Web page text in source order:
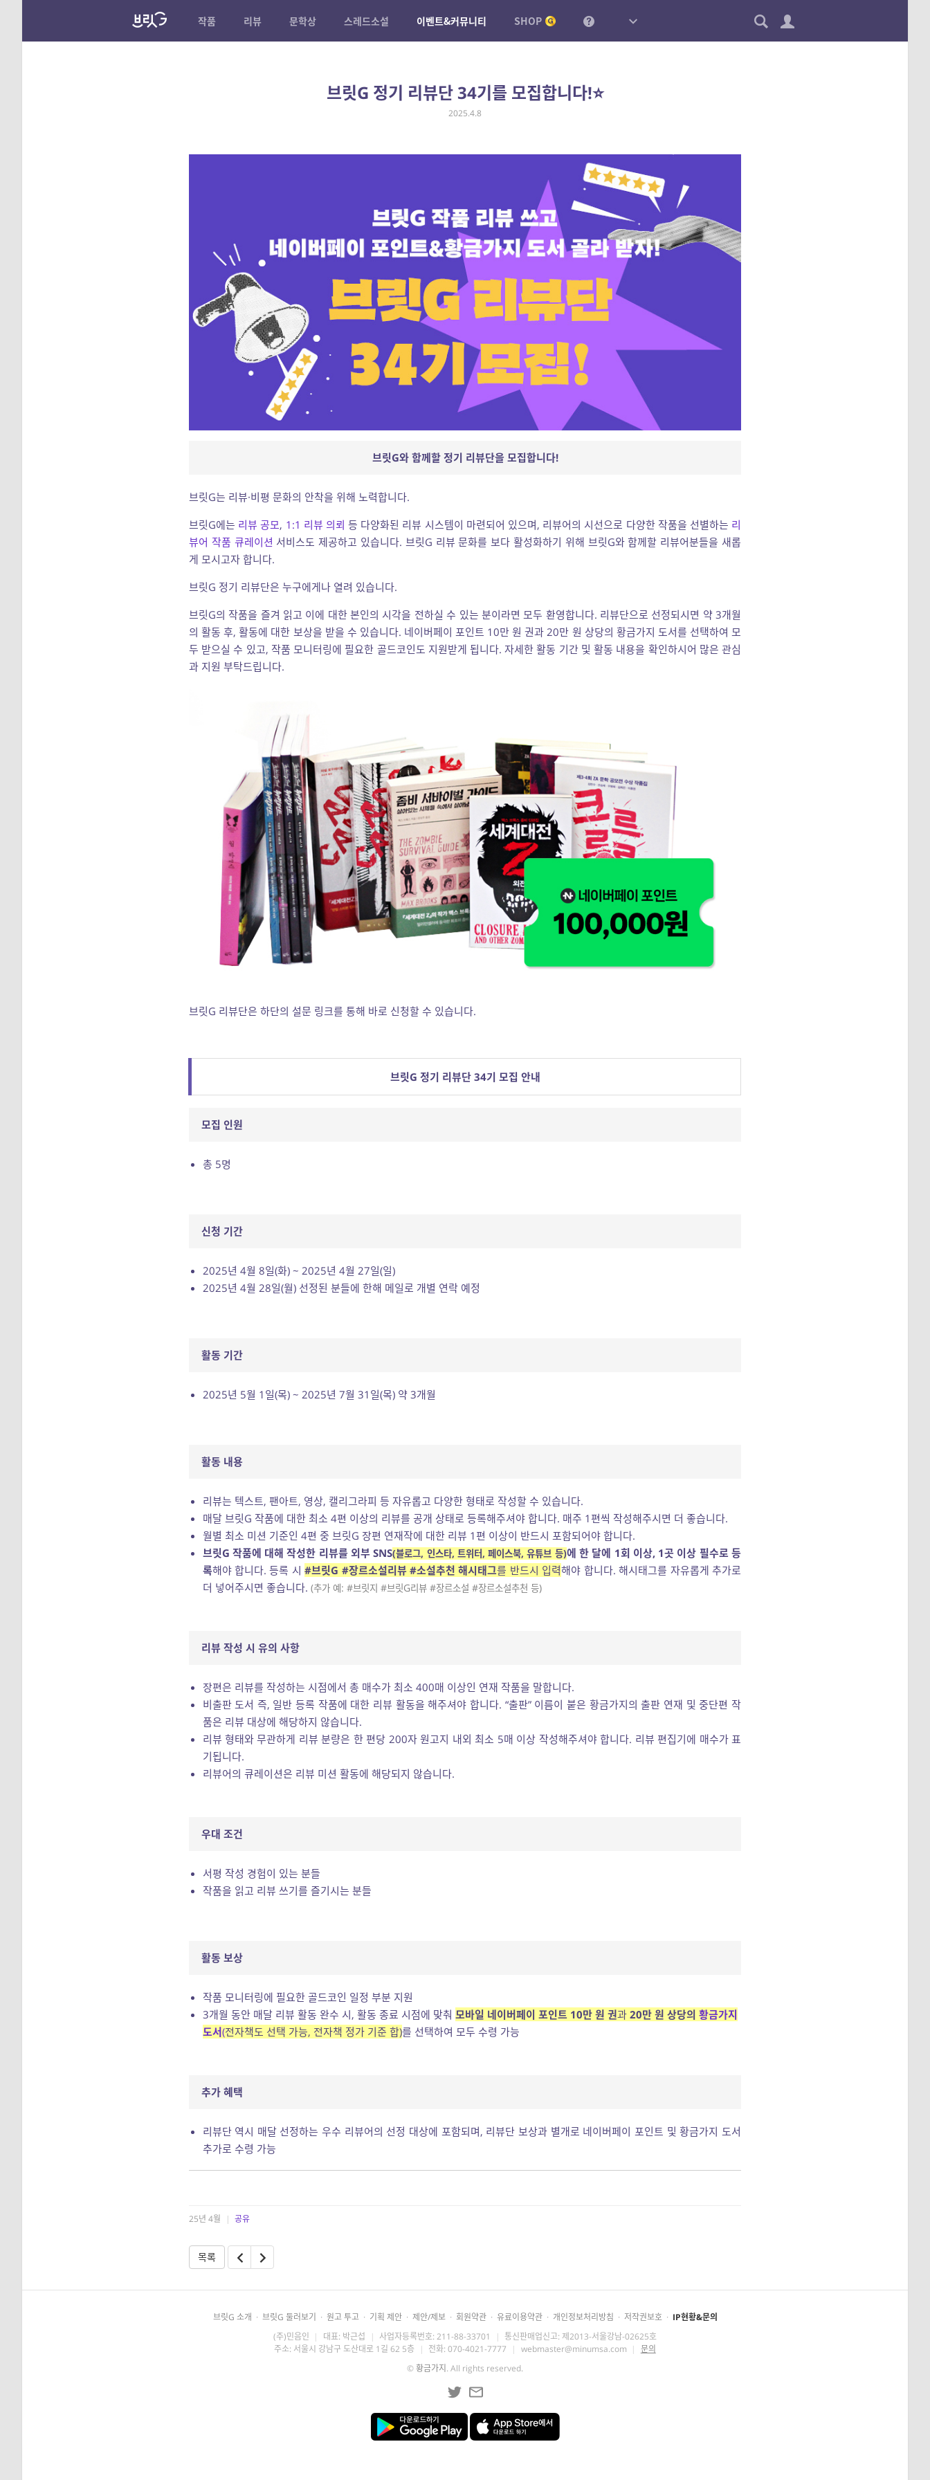
작품 리뷰 문학상 스레드소설 이벤트&커뮤니티 SHOP
브릿G 정기 리뷰단 34기를 모집합니다!⭐
2025.4.8
브릿G와 함께할 정기 리뷰단을 모집합니다!
브릿G는 리뷰·비평 문화의 안착을 위해 노력합니다.
브릿G에는 리뷰 공모, 1:1 리뷰 의뢰 등 다양화된 리뷰 시스템이 마련되어 있으며, 리뷰어의 시선으로 다양한 작품을 선별하는 리
뷰어 작품 큐레이션 서비스도 제공하고 있습니다. 브릿G 리뷰 문화를 보다 활성화하기 위해 브릿G와 함께할 리뷰어분들을 새롭
게 모시고자 합니다.
브릿G 정기 리뷰단은 누구에게나 열려 있습니다.
브릿G의 작품을 즐겨 읽고 이에 대한 본인의 시각을 전하실 수 있는 분이라면 모두 환영합니다. 리뷰단으로 선정되시면 약 3개월
의 활동 후, 활동에 대한 보상을 받을 수 있습니다. 네이버페이 포인트 10만 원 권과 20만 원 상당의 황금가지 도서를 선택하여 모
두 받으실 수 있고, 작품 모니터링에 필요한 골드코인도 지원받게 됩니다. 자세한 활동 기간 및 활동 내용을 확인하시어 많은 관심
과 지원 부탁드립니다.
브릿G 리뷰단은 하단의 설문 링크를 통해 바로 신청할 수 있습니다.
브릿G 정기 리뷰단 34기 모집 안내
모집 인원
총 5명
신청 기간
2025년 4월 8일(화) ~ 2025년 4월 27일(일)
2025년 4월 28일(월) 선정된 분들에 한해 메일로 개별 연락 예정
활동 기간
2025년 5월 1일(목) ~ 2025년 7월 31일(목) 약 3개월
활동 내용
리뷰는 텍스트, 팬아트, 영상, 캘리그라피 등 자유롭고 다양한 형태로 작성할 수 있습니다.
매달 브릿G 작품에 대한 최소 4편 이상의 리뷰를 공개 상태로 등록해주셔야 합니다. 매주 1편씩 작성해주시면 더 좋습니다.
월별 최소 미션 기준인 4편 중 브릿G 장편 연재작에 대한 리뷰 1편 이상이 반드시 포함되어야 합니다.
브릿G 작품에 대해 작성한 리뷰를 외부 SNS(블로그, 인스타, 트위터, 페이스북, 유튜브 등)에 한 달에 1회 이상, 1곳 이상 필수로 등
록해야 합니다. 등록 시#브릿G #장르소설리뷰 #소설추천 해시태그를 반드시 입력해야 합니다. 해시태그를 자유롭게 추가로
더 넣어주시면 좋습니다. (추가 예: #브릿지 #브릿G리뷰 #장르소설 #장르소설추천 등)
리뷰 작성 시 유의 사항
장편은 리뷰를 작성하는 시점에서 총 매수가 최소 400매 이상인 연재 작품을 말합니다.
비출판 도서 즉, 일반 등록 작품에 대한 리뷰 활동을 해주셔야 합니다. “출판” 이름이 붙은 황금가지의 출판 연재 및 중단편 작
품은 리뷰 대상에 해당하지 않습니다.
리뷰 형태와 무관하게 리뷰 분량은 한 편당 200자 원고지 내외 최소 5매 이상 작성해주셔야 합니다. 리뷰 편집기에 매수가 표
기됩니다.
리뷰어의 큐레이션은 리뷰 미션 활동에 해당되지 않습니다.
우대 조건
서평 작성 경험이 있는 분들
작품을 읽고 리뷰 쓰기를 즐기시는 분들
활동 보상
작품 모니터링에 필요한 골드코인 일정 부분 지원
3개월 동안 매달 리뷰 활동 완수 시, 활동 종료 시점에 맞춰 모바일 네이버페이 포인트 10만 원 권과 20만 원 상당의 황금가지
도서(전자책도 선택 가능, 전자책 정가 기준 합)를 선택하여 모두 수령 가능
추가 혜택
리뷰단 역시 매달 선정하는 우수 리뷰어의 선정 대상에 포함되며, 리뷰단 보상과 별개로 네이버페이 포인트 및 황금가지 도서
추가로 수령 가능
25년 4월 | 공유
목록
브릿G 소개 · 브릿G 둘러보기 · 원고 투고 · 기획 제안 · 제안/제보 · 회원약관 · 유료이용약관 · 개인정보처리방침 · 저작권보호 · IP현황&문의
(주)민음인 | 대표: 박근섭 | 사업자등록번호: 211-88-33701 | 통신판매업신고: 제2013-서울강남-02625호
주소: 서울시 강남구 도산대로 1길 62 5층 | 전화: 070-4021-7777 | webmaster@minumsa.com | 문의
©황금가지 . All rights reserved.